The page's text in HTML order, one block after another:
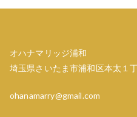
ゲ
ー
シ
オハナマリッジ浦和
埼玉県さいたま市浦和区本太１
ohanamarry@gmail.com